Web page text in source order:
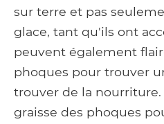
sur terre et pas
glace, tant qu'ils ont
peuvent également
phoques pour trouver
trouver de la
graisse des phoques